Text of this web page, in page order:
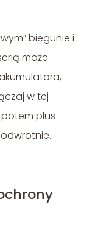
biegunie i
może
w tej
plus